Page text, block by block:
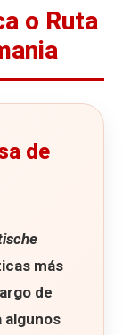
o Ruta
de
más
de
algunos